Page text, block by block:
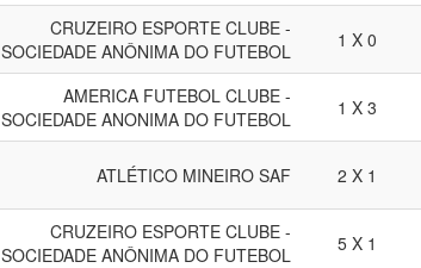
CRUZEIRO ESPORTE CLUBE -
SOCIEDADE ANÔNIMA DO FUTEBOL
1 X 0
AMERICA FUTEBOL CLUBE -
SOCIEDADE ANONIMA DO FUTEBOL
1 X 3
ATLÉTICO MINEIRO SAF 2 X 1
CRUZEIRO ESPORTE CLUBE -
SOCIEDADE ANÔNIMA DO FUTEBOL
5 X 1